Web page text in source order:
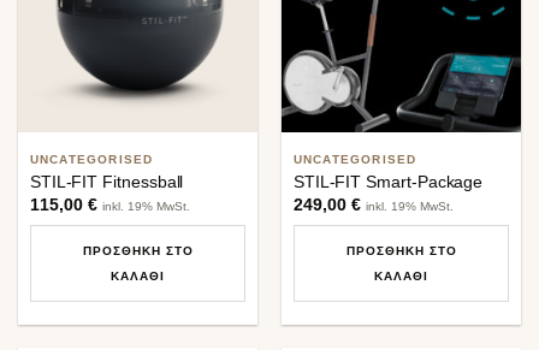
UNCATEGORISED
STIL-FIT Fitnessball
115,00 € inkl. 19% MwSt.
ΠΡΟΣΘΉΚΗ ΣΤΟ
ΚΑΛΆΘΙ
UNCATEGORISED
STIL-FIT Smart-Package
249,00 € inkl. 19% MwSt.
ΠΡΟΣΘΉΚΗ ΣΤΟ
ΚΑΛΆΘΙ